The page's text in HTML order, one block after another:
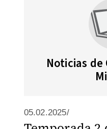
Noticias
05.02.2025/